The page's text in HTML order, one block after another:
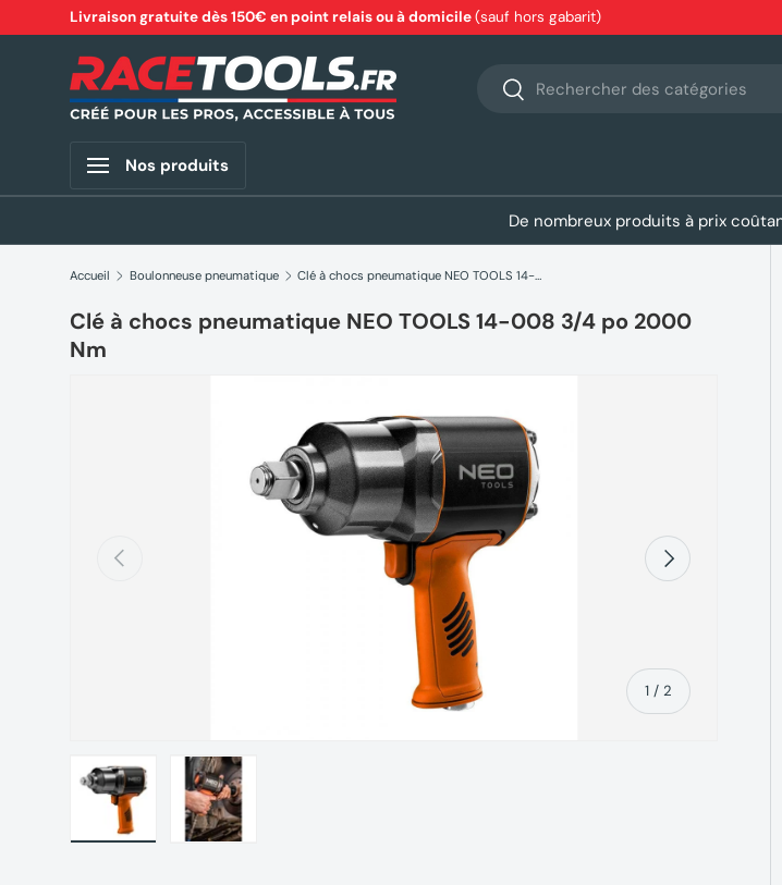
Aller au contenu
Livraison gratuite dès 150€ en point relais ou à domicile(sauf hors gabarit)
Recherche
Rechercher
Nos produits
De nombreux produits à prix
Accueil Boulonneuse pneumatique Clé à chocs pneumatique NEO TOOLS 14-008 3/4 po 2000 Nm
Clé à chocs pneumatique NEO TOOLS 14-008 3/4 po 2000
Nm
Précédent
1 /de
2
Suivant